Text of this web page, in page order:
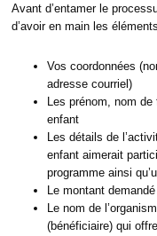
Avant d’entamer le
d’avoir en main les
Vos coordonnées
adresse courriel)
Les prénom, nom
enfant
Les détails de
enfant aimerait
programme ainsi
Le montant
Le nom de
(bénéficiaire) qui